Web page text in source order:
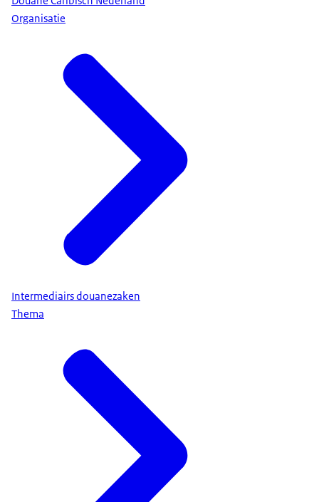
Organisatie
Intermediairs douanezaken
Thema